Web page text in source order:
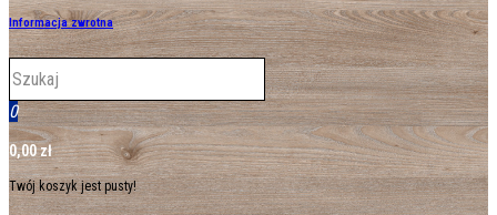
Informacja zwrotna
0
0,00 zł
Twój koszyk jest pusty!